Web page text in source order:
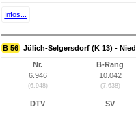
Infos...
B 56 Jülich-Selgersdorf (K 13) -
Nr.
6.946
(6.948)
B-Rang
10.042
(7.638)
DTV
-
SV
-